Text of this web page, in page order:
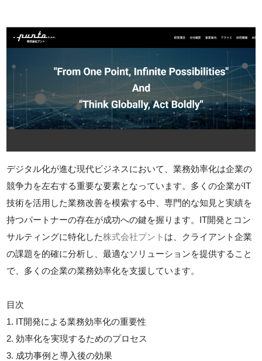
デジタル化が進む現代ビジネスにおいて、業務効率化は企業の
競争力を左右する重要な要素となっています。多くの企業がIT
技術を活用した業務改善を模索する中、専門的な知見と実績を
持つパートナーの存在が成功への鍵を握ります。IT開発とコン
サルティングに特化した株式会社プント は、クライアント企業
の課題を的確に分析し、最適なソリューションを提供すること
で、多くの企業の業務効率化を支援しています。
目次
1. IT開発による業務効率化の重要性
2. 効率化を実現するためのプロセス
3. 成功事例と導入後の効果